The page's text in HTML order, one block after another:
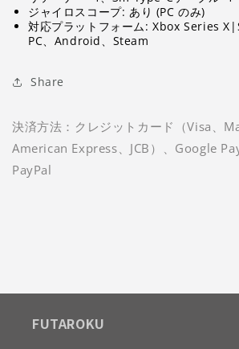
ジャイロスコープ: あり (PC のみ)
対応プラットフォーム: Xbox Series
PC、Android、Steam
Share
決済方法：クレジットカード（Visa、
American Express、JCB）、Google
PayPal
FUTAROKU